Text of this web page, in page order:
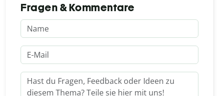
Fragen & Kommentare